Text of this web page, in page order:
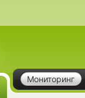
Мониторинг